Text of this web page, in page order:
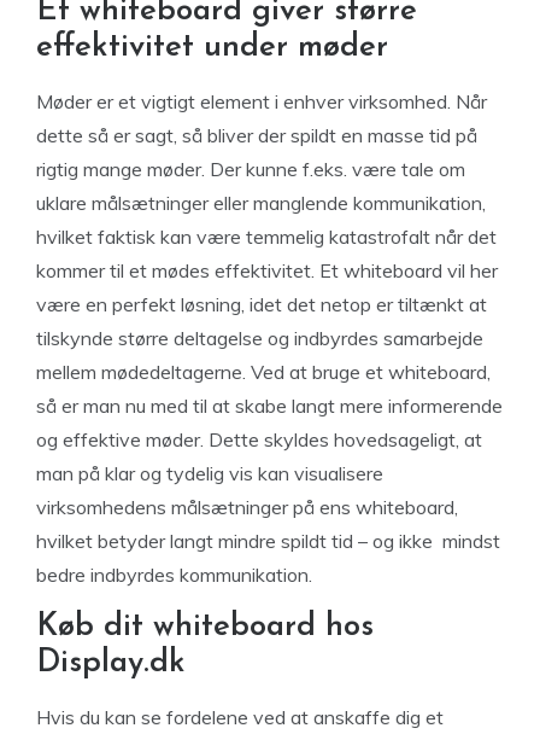
Et whiteboard giver større
effektivitet under møder
Møder er et vigtigt element i enhver virksomhed. Når
dette så er sagt, så bliver der spildt en masse tid på
rigtig mange møder. Der kunne f.eks. være tale om
uklare målsætninger eller manglende kommunikation,
hvilket faktisk kan være temmelig katastrofalt når det
kommer til et mødes effektivitet. Et whiteboard vil her
være en perfekt løsning, idet det netop er tiltænkt at
tilskynde større deltagelse og indbyrdes samarbejde
mellem mødedeltagerne. Ved at bruge et whiteboard,
så er man nu med til at skabe langt mere informerende
og effektive møder. Dette skyldes hovedsageligt, at
man på klar og tydelig vis kan visualisere
virksomhedens målsætninger på ens whiteboard,
hvilket betyder langt mindre spildt tid – og ikke mindst
bedre indbyrdes kommunikation.
Køb dit whiteboard hos
Display.dk
Hvis du kan se fordelene ved at anskaffe dig et